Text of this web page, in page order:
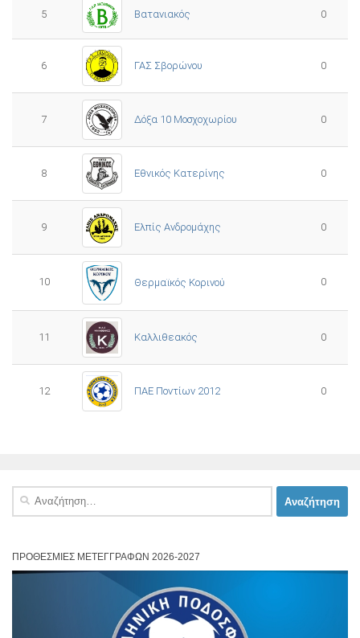
5 Βατανιακός 0
6 ΓΑΣ Σβορώνου 0
7 Δόξα 10 Μοσχοχωρίου 0
8 Εθνικός Κατερίνης 0
9 Ελπίς Ανδρομάχης 0
10 Θερμαϊκός Κορινού 0
11 Καλλιθεακός 0
12 ΠΑΕ Ποντίων 2012 0
Αναζήτηση
ΠΡΟΘΕΣΜΊΕΣ ΜΕΤΕΓΓΡΑΦΏΝ 2026-2027